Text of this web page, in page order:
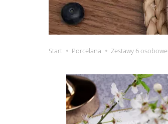
Start Porcelana Zestawy 6 osobowe